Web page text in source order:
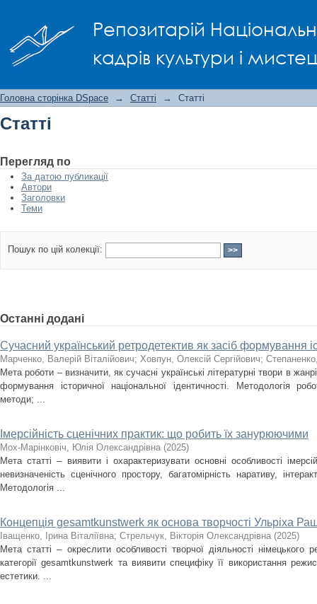
Репозитарій
кадрів культури і
Головна сторінка DSpace → Статті → Статті
Статті
Перегляд по
За датою публикації
Автори
Заголовки
Теми
Пошук по цій колекції:
Останні додані
Сучасний український ретродетектив як засіб формування
Марченко, Валерій Віталійович; Ховпун, Олексій Сергійович;
Мета роботи – визначити, як сучасні українські літературні твори в
формування історичної національної ідентичності. Методологія
методи; ...
Імерсійність сценічних практик: що робить їх занурюючими
Мох-Марінковіч, Юлія Олександрівна (2025)
Мета статті – виявити і охарактеризувати основні особливості
невизначеність сценічного простору, багатомірність наративу,
Методологія ...
Концепція gesamtkunstwerk як основа творчості Ульріха
Іващенко, Ірина Віталіївна; Стрельчук, Вікторія Олександрівна (2025)
Мета статті – окреслити особливості творчої діяльності
категорії gesamtkunstwerk та виявити специфіку її використання
естетики. ...